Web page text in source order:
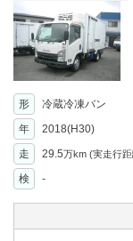
形 冷蔵冷凍バン
年
2018(H30)
走 29.5万km (実走行
検
-